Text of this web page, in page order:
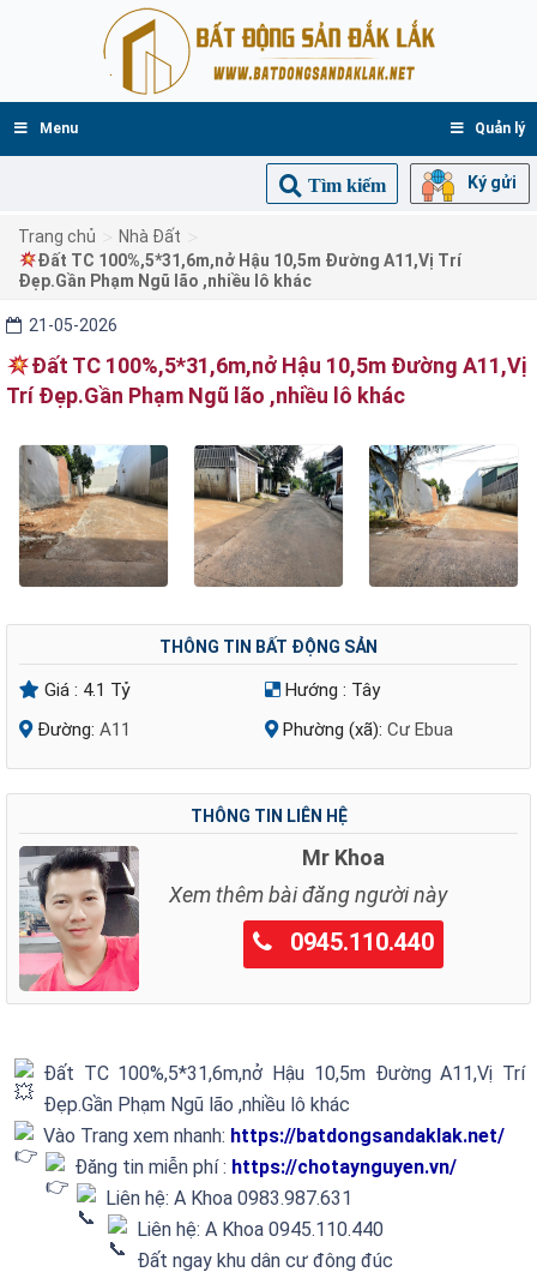
Quản lý
Menu
Ký gửi
Tìm kiếm
Trang chủ Nhà Đất
Đất TC 100%,5*31,6m,nở Hậu 10,5m Đường A11,Vị Trí
Đẹp.Gần Phạm Ngũ lão ,nhiều lô khác
21-05-2026
Đất TC 100%,5*31,6m,nở Hậu 10,5m Đường A11,Vị
Trí Đẹp.Gần Phạm Ngũ lão ,nhiều lô khác
THÔNG TIN BẤT ĐỘNG SẢN
Giá : 4.1 Tỷ Hướng : Tây
Đường: A11 Phường (xã): Cư Ebua
THÔNG TIN LIÊN HỆ
Mr Khoa
Xem thêm bài đăng người này
0945.110.440
Đất TC 100%,5*31,6m,nở Hậu 10,5m Đường A11,Vị Trí
Đẹp.Gần Phạm Ngũ lão ,nhiều lô khác
Vào Trang xem nhanh: https://batdongsandaklak.net/
Đăng tin miễn phí : https://chotaynguyen.vn/
Liên hệ: A Khoa 0983.987.631
Liên hệ: A Khoa 0945.110.440
Đất ngay khu dân cư đông đúc